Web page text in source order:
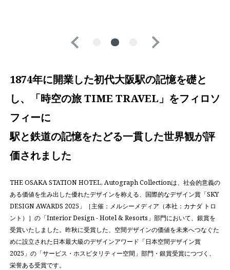
1874年に開業した初代大阪駅の記憶を礎と
し、「時空の旅 TIME TRAVEL」をフィロソ
フィーに
駅と鉄道の記憶をたどる一貫した世界観が評
価されました
THE OSAKA STATION HOTEL, Autograph Collectionは、社会的意義の
ある価値を生み出した優れたデザインを称える、国際的なデザイン賞「SKY
DESIGN AWARDS 2025」［主催：メルシーメディア（本社：カナダ トロ
ント）］の「Interior Design - Hotel & Resorts」部門において、銀賞を
受賞いたしました。昨秋に受賞した、空間デザインの価値を未来へつなぐた
めに設立された日本最大級のデザインアワード「日本空間デザイン賞
2025」の「サービス・ホスピタリティー空間」部門・銀賞受賞につづく、
栄誉ある受賞です。